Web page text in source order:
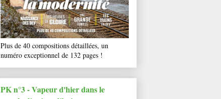
Plus de 40 compositions détaillées, un
numéro exceptionnel de 132 pages !
PK n°3 - Vapeur d'hier dans le